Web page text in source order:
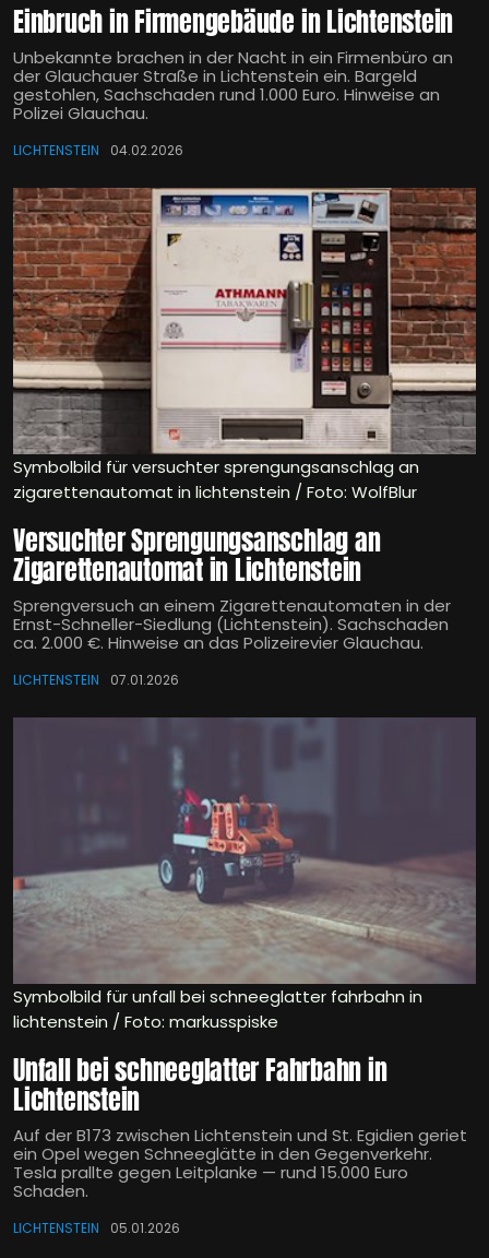
Einbruch in Firmengebäude in Lichtenstein
Unbekannte brachen in der Nacht in ein Firmenbüro an
der Glauchauer Straße in Lichtenstein ein. Bargeld
gestohlen, Sachschaden rund 1.000 Euro. Hinweise an
Polizei Glauchau.
LICHTENSTEIN 04.02.2026
Symbolbild für versuchter sprengungsanschlag an
zigarettenautomat in lichtenstein / Foto: WolfBlur
Versuchter Sprengungsanschlag an
Zigarettenautomat in Lichtenstein
Sprengversuch an einem Zigarettenautomaten in der
Ernst-Schneller-Siedlung (Lichtenstein). Sachschaden
ca. 2.000 €. Hinweise an das Polizeirevier Glauchau.
LICHTENSTEIN 07.01.2026
Symbolbild für unfall bei schneeglatter fahrbahn in
lichtenstein / Foto: markusspiske
Unfall bei schneeglatter Fahrbahn in
Lichtenstein
Auf der B173 zwischen Lichtenstein und St. Egidien geriet
ein Opel wegen Schneeglätte in den Gegenverkehr.
Tesla prallte gegen Leitplanke — rund 15.000 Euro
Schaden.
LICHTENSTEIN 05.01.2026